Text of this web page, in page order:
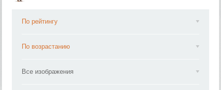
По рейтингу
По возрастанию
Все изображения